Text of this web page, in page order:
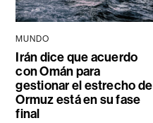
MUNDO
Irán dice que acuerdo
con Omán para
gestionar el estrecho de
Ormuz está en su fase
final